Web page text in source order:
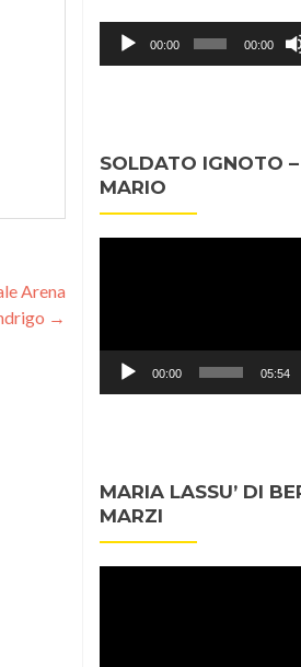
Arena
→
00:00 00:00
SOLDATO IGNOTO
MARIO
00:00 05:54
MARIA LASSU’ DI
MARZI